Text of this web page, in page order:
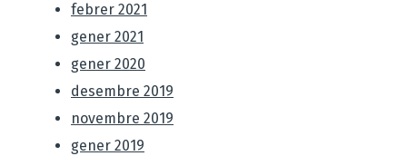
febrer 2021
gener 2021
gener 2020
desembre 2019
novembre 2019
gener 2019